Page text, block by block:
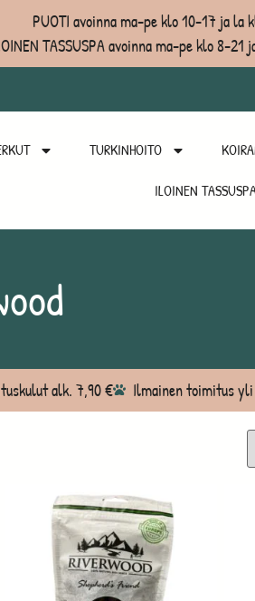
PUOTI avoinna ma-pe klo 10-17 ja la
TASSUSPA avoinna ma-pe klo 8-21
TURKINHOITO
ILOINEN
alk. 7,90 € Ilmainen toimitus